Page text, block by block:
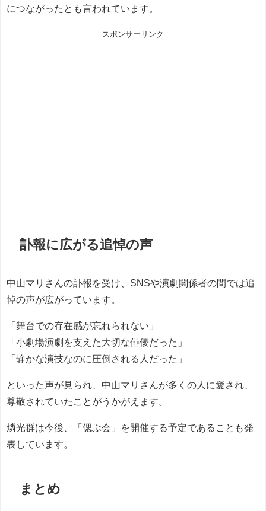
につながったとも言われています。
スポンサーリンク
訃報に広がる追悼の声
中山マリさんの訃報を受け、SNSや演劇関係者の間では追
悼の声が広がっています。
「舞台での存在感が忘れられない」
「小劇場演劇を支えた大切な俳優だった」
「静かな演技なのに圧倒される人だった」
といった声が見られ、中山マリさんが多くの人に愛され、
尊敬されていたことがうかがえます。
燐光群は今後、「偲ぶ会」を開催する予定であることも発
表しています。
まとめ